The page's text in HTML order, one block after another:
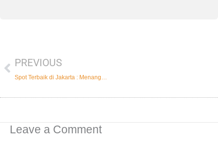
PrevPREVIOUS
Spot Terbaik di Jakarta : Menangkap Keindahan “Mantan Ibu Kota”
Leave a Comment